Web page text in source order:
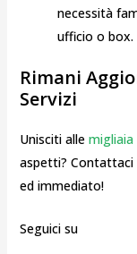
necessità
ufficio o box.
Rimani
Servizi
Unisciti alle
aspetti? Contattaci
ed immediato!
Seguici su